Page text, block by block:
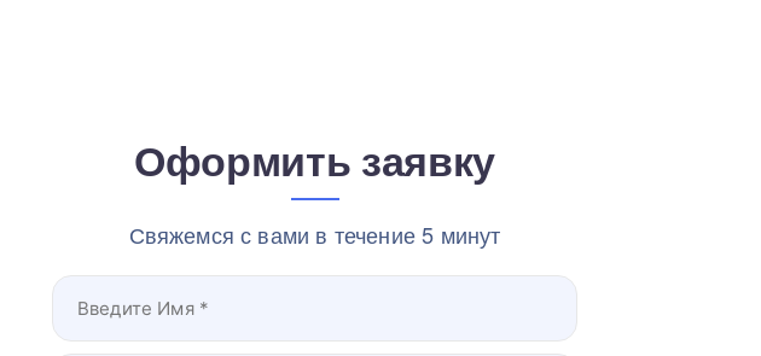
Оформить заявку
Свяжемся с вами в течение 5 минут